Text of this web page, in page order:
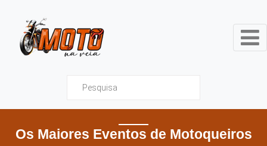
Moto na Veia - Tudo que
Os Maiores Eventos de Motoqueiros